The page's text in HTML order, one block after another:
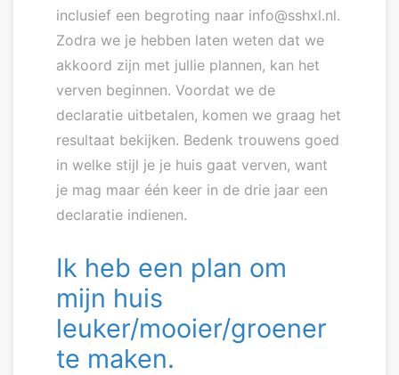
inclusief een begroting naar info@sshxl.nl.
Zodra we je hebben laten weten dat we
akkoord zijn met jullie plannen, kan het
verven beginnen. Voordat we de
declaratie uitbetalen, komen we graag het
resultaat bekijken. Bedenk trouwens goed
in welke stijl je je huis gaat verven, want
je mag maar één keer in de drie jaar een
declaratie indienen.
Ik heb een plan om
mijn huis
leuker/mooier/groener
te maken.